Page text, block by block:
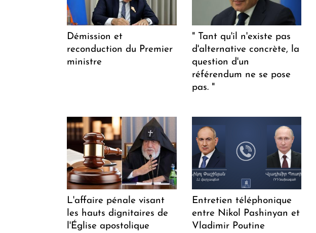
Démission et
reconduction du Premier
ministre
" Tant qu'il n'existe pas
d'alternative concrète, la
question d'un
référendum ne se pose
pas. "
L'affaire pénale visant
les hauts dignitaires de
l'Église apostolique
Entretien téléphonique
entre Nikol Pashinyan et
Vladimir Poutine